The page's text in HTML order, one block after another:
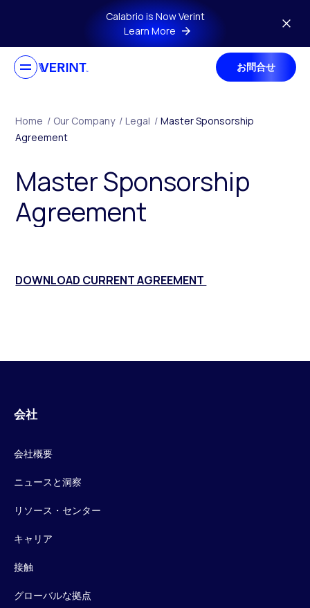
Skip to main contentCalabrio is Now Verint
Learn More
お問合せ
Home / Our Company / Legal / Master Sponsorship
Agreement
Master Sponsorship
Agreement
DOWNLOAD CURRENT AGREEMENT
会社
会社概要
ニュースと洞察
リソース・センター
キャリア
接触
グローバルな拠点